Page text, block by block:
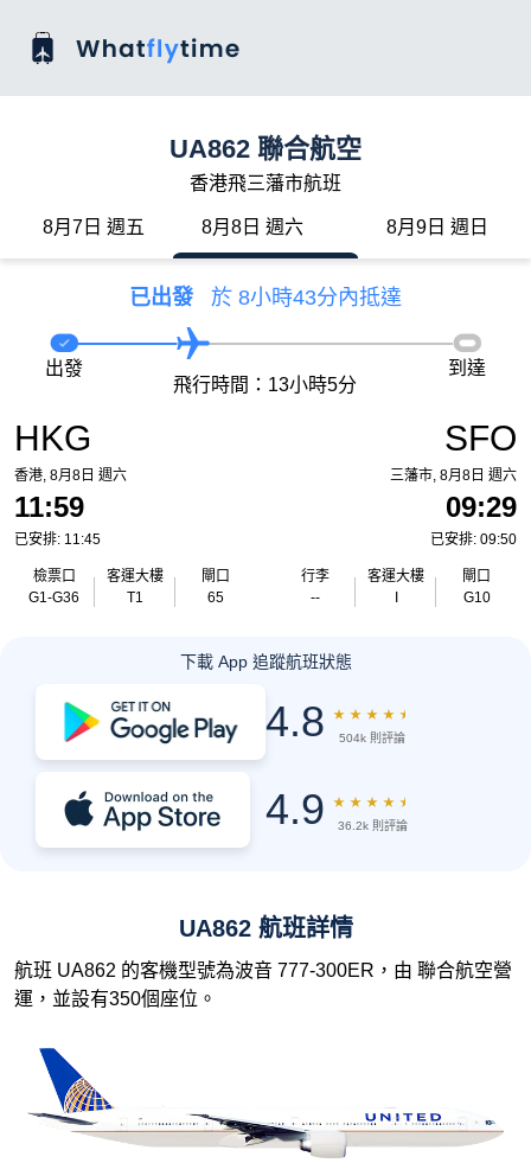
UA862 聯合航空
香港飛三藩市航班
8月7日 週五 8月8日 週六 8月9日 週日
已出發 於 8小時43分內抵達
HKG
香港, 8月8日 週六
11:59
已安排: 11:45
檢票口
G1-G36
客運大樓
T1
閘口
65
出發
飛行時間：13小時5分
到達
SFO
三藩市, 8月8日 週六
09:29
已安排: 09:50
行李
--
客運大樓
閘口
G10
下載 App 追蹤航班狀態
4.8 ★ ★ ★ ★ ★
504k 則評論
4.9 ★ ★ ★ ★ ★
36.2k 則評論
UA862 航班詳情
航班 UA862 的客機型號為波音 777-300ER，由 聯合航空營
運，並設有350個座位。